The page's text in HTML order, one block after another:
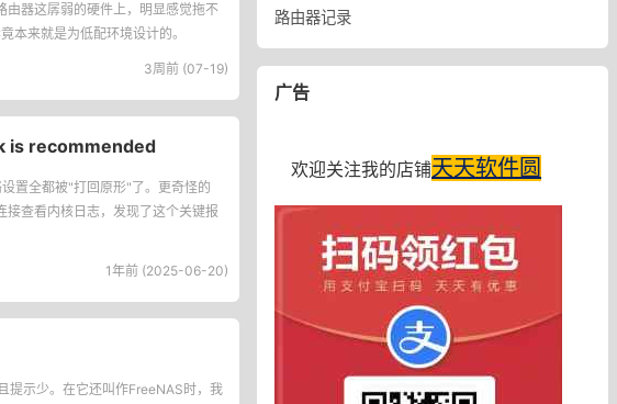
器这孱弱的硬件上，明显感觉拖不
本来就是为低配环境设计的。
3周前 (07-19)
is recommended
置全都被"打回原形"了。更奇怪的
查看内核日志，发现了这个关键报
1年前 (2025-06-20)
提示少。在它还叫作FreeNAS时，我
路由器记录
广告
欢迎关注我的店铺天天软件圆